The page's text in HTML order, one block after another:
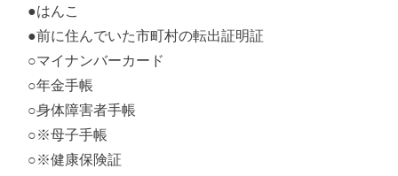
●はんこ
●前に住んでいた市町村の転出証明証
○マイナンバーカード
○年金手帳
○身体障害者手帳
○※母子手帳
○※健康保険証